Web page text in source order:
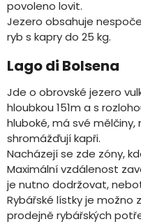
povoleno lovit.
Jezero obsahuje
ryb s kapry do 25 kg.
Lago di Bolsena
Jde o obrovské jezero
hloubkou 151m a s
hluboké, má své
shromážďují kapři.
Nacházejí se zde zóny,
Maximální vzdálenost
je nutno dodržovat,
Rybářské lístky je možno
prodejně rybářských